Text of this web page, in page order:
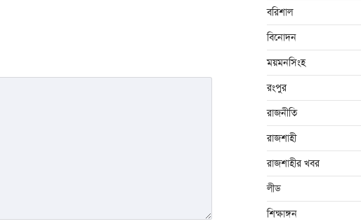
বরিশাল
বিনোদন
ময়মনসিংহ
রংপুর
রাজনীতি
রাজশাহী
রাজশাহীর খবর
লীড
শিক্ষাঙ্গন